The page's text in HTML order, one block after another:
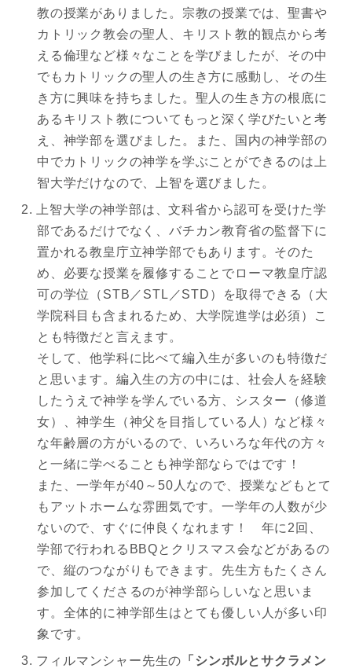
教の授業がありました。宗教の授業では、聖書や
カトリック教会の聖人、キリスト教的観点から考
える倫理など様々なことを学びましたが、その中
でもカトリックの聖人の生き方に感動し、その生
き方に興味を持ちました。聖人の生き方の根底に
あるキリスト教についてもっと深く学びたいと考
え、神学部を選びました。また、国内の神学部の
中でカトリックの神学を学ぶことができるのは上
智大学だけなので、上智を選びました。
上智大学の神学部は、文科省から認可を受けた学
部であるだけでなく、バチカン教育省の監督下に
置かれる教皇庁立神学部でもあります。そのた
め、必要な授業を履修することでローマ教皇庁認
可の学位（STB／STL／STD）を取得できる（大
学院科目も含まれるため、大学院進学は必須）こ
とも特徴だと言えます。
そして、他学科に比べて編入生が多いのも特徴だ
と思います。編入生の方の中には、社会人を経験
したうえで神学を学んでいる方、シスター（修道
女）、神学生（神父を目指している人）など様々
な年齢層の方がいるので、いろいろな年代の方々
と一緒に学べることも神学部ならではです！
また、一学年が40～50人なので、授業などもとて
もアットホームな雰囲気です。一学年の人数が少
ないので、すぐに仲良くなれます！ 年に2回、
学部で行われるBBQとクリスマス会などがあるの
で、縦のつながりもできます。先生方もたくさん
参加してくださるのが神学部らしいなと思いま
す。全体的に神学部生はとても優しい人が多い印
象です。
フィルマンシャー先生の 「シンボルとサクラメン